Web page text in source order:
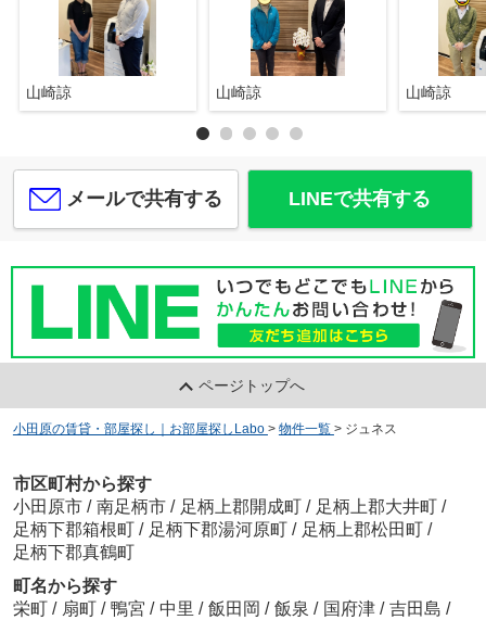
山崎諒 山崎諒 山崎諒
メールで共有する LINEで共有する
ページトップへ
小田原の賃貸・部屋探し｜お部屋探しLabo > 物件一覧 > ジュネス
市区町村から探す
小田原市 / 南足柄市 / 足柄上郡開成町 / 足柄上郡大井町 /
足柄下郡箱根町 / 足柄下郡湯河原町 / 足柄上郡松田町 /
足柄下郡真鶴町
町名から探す
栄町 / 扇町 / 鴨宮 / 中里 / 飯田岡 / 飯泉 / 国府津 / 吉田島 /